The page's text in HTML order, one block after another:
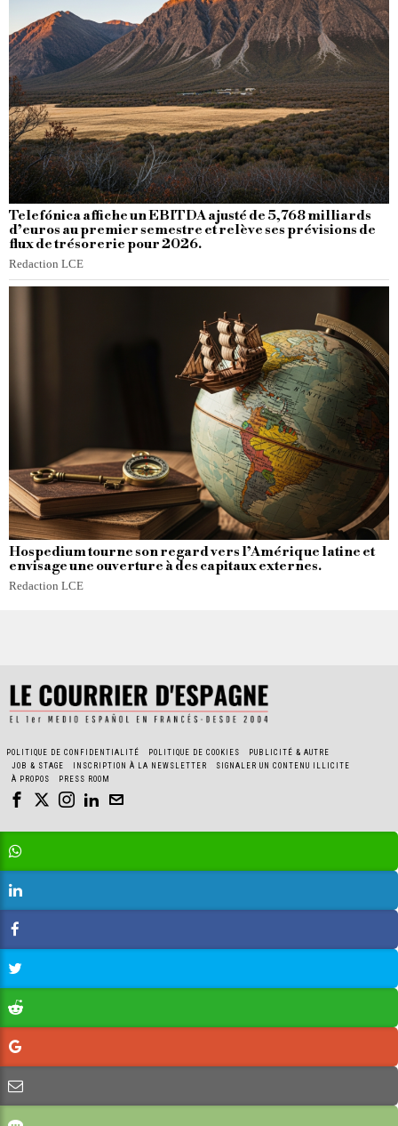
Telefónica affiche un EBITDA ajusté de 5,768 milliards
d’euros au premier semestre et relève ses prévisions de
flux de trésorerie pour 2026.
Redaction LCE
Hospedium tourne son regard vers l’Amérique latine et
envisage une ouverture à des capitaux externes.
Redaction LCE
POLITIQUE DE CONFIDENTIALITÉ POLITIQUE DE COOKIES
PUBLICITÉ & AUTRE
JOB & STAGE
INSCRIPTION À LA NEWSLETTER
SIGNALER UN CONTENU ILLICITE
À PROPOS
PRESS ROOM